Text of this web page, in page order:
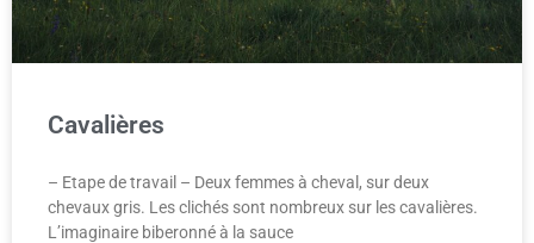
Cavalières
– Etape de travail – Deux femmes à cheval, sur deux
chevaux gris. Les clichés sont nombreux sur les cavalières.
L’imaginaire biberonné à la sauce